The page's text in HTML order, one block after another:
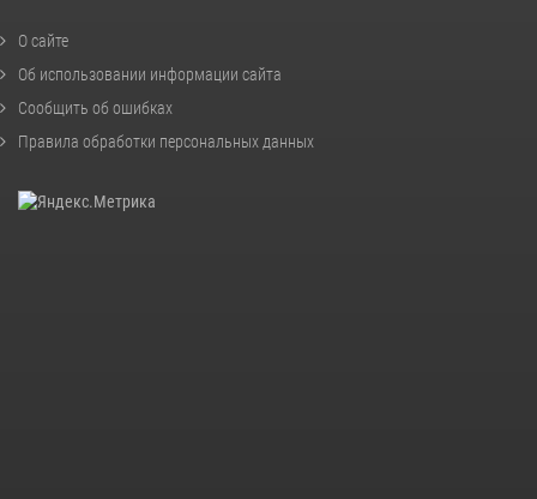
О сайте
Об использовании информации сайта
Сообщить об ошибках
Правила обработки персональных данных